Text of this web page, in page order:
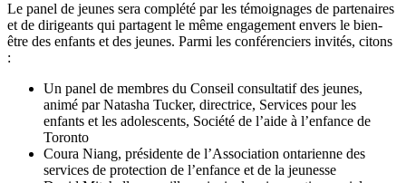
Le panel de jeunes sera complété par les témoignages de partenaires
et de dirigeants qui partagent le même engagement envers le bien-
être des enfants et des jeunes. Parmi les conférenciers invités, citons
:
Un panel de membres du Conseil consultatif des jeunes,
animé par Natasha Tucker, directrice, Services pour les
enfants et les adolescents, Société de l’aide à l’enfance de
Toronto
Coura Niang, présidente de l’Association ontarienne des
services de protection de l’enfance et de la jeunesse